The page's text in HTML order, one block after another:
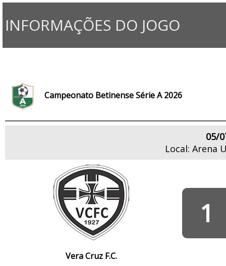
INFORMAÇÕES DO JOGO
Campeonato Betinense Série A 2026
05/
Local: Arena
Vera Cruz F.C.
1